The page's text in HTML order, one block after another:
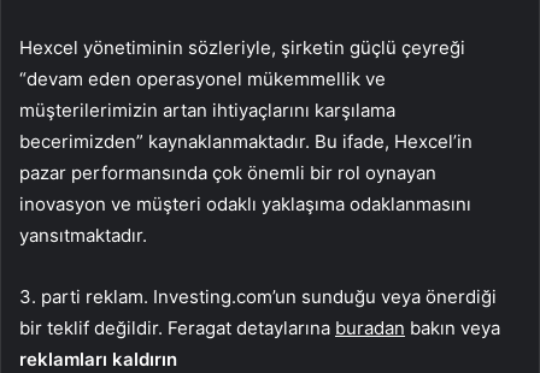
Hexcel yönetiminin sözleriyle, şirketin güçlü çeyreği
“devam eden operasyonel mükemmellik ve
müşterilerimizin artan ihtiyaçlarını karşılama
becerimizden” kaynaklanmaktadır. Bu ifade, Hexcel’in
pazar performansında çok önemli bir rol oynayan
inovasyon ve müşteri odaklı yaklaşıma odaklanmasını
yansıtmaktadır.
3. parti reklam. Investing.com’un sunduğu veya önerdiği
bir teklif değildir. Feragat detaylarına buradan bakın veya
reklamları kaldırın